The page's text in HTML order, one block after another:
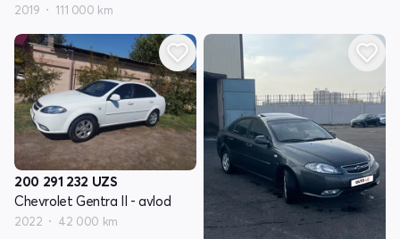
2019 111 000 km
200 291 232 UZS
Chevrolet Gentra II - avlod
2022 42 000 km